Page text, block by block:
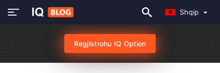
Shqip
Regjistrohu IQ Option